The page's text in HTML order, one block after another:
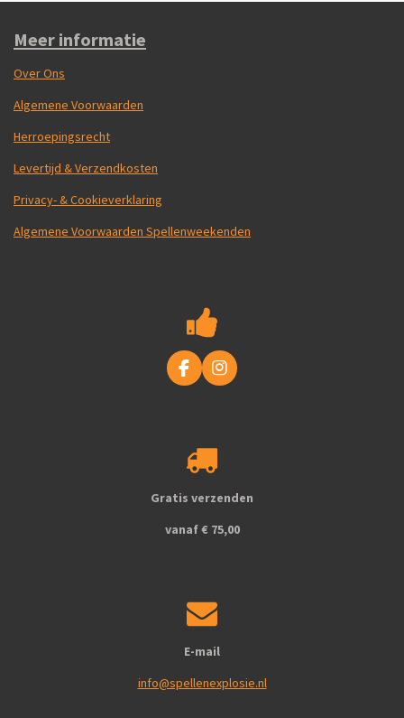
Meer informatie
Over Ons
Algemene Voorwaarden
Herroepingsrecht
Levertijd & Verzendkosten
Privacy- & Cookieverklaring
Algemene Voorwaarden Spellenweekenden
F
a
o
o
I
n
m
Gratis verzenden
vanaf € 75,00
E-mail
info@spellenexplosie.nl